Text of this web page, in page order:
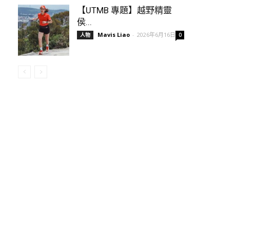
【UTMB 專題】越野精靈
侯...
人物 Mavis Liao - 2026年6月16日 0